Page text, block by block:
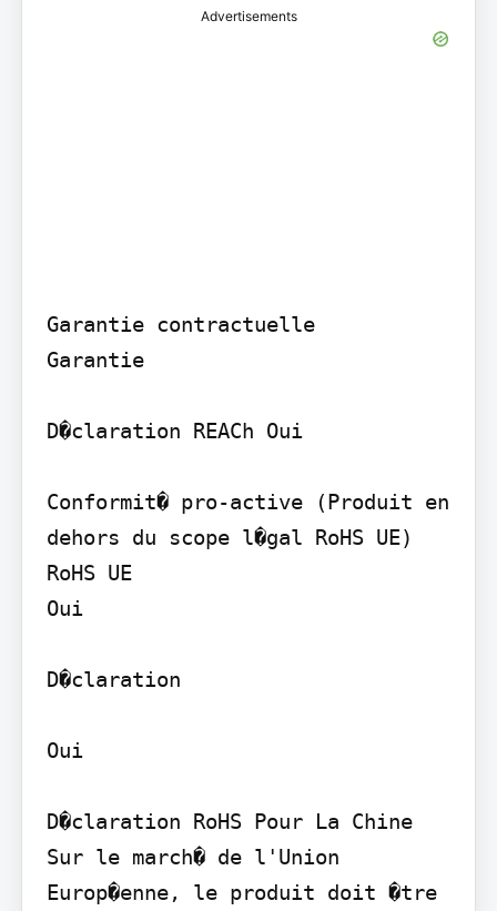
Advertisements
Garantie contractuelle
Garantie
D�claration REACh Oui
Conformit� pro-active (Produit en
dehors du scope l�gal RoHS UE)
RoHS UE
Oui
D�claration
Oui
D�claration RoHS Pour La Chine
Sur le march� de l'Union
Europ�enne, le produit doit �tre